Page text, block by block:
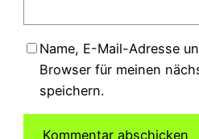
Name, E-Mail-Adresse
Browser für meinen
speichern.